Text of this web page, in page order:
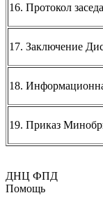
16. Протокол
17. Заключение
18.
19. Приказ
ДНЦ ФПД
Помощь